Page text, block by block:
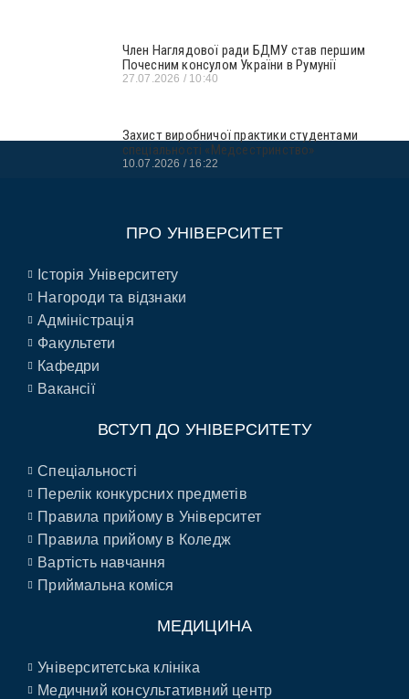
Член Наглядової ради БДМУ став першим
Почесним консулом України в Румунії
27.07.2026 10:40
Захист виробничої практики студентами
спеціальності «Медсестринство»
10.07.2026 16:22
ПРО УНІВЕРСИТЕТ
Історія Університету
Нагороди та відзнаки
Адміністрація
Факультети
Кафедри
Вакансії
ВСТУП ДО УНІВЕРСИТЕТУ
Спеціальності
Перелік конкурсних предметів
Правила прийому в Університет
Правила прийому в Коледж
Вартість навчання
Приймальна коміся
МЕДИЦИНА
Університетська клініка
Медичний консультативний центр